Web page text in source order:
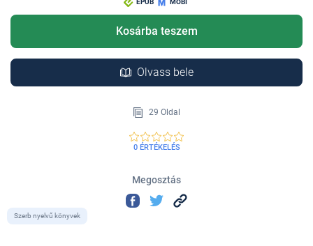
EPUB MOBI
Kosárba teszem
Olvass bele
29 Oldal
0 ÉRTÉKELÉS
Megosztás
Szerb nyelvű könyvek